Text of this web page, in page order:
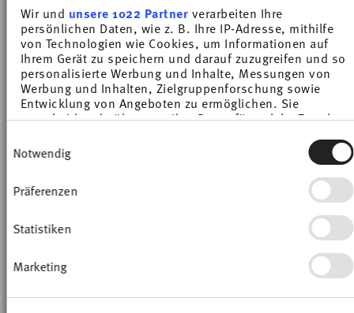
Wir und unsere 1022 Partnerverarbeiten Ihre
persönlichen Daten, wie z. B. Ihre IP-Adresse, mithilfe
von Technologien wie Cookies, um Informationen auf
Ihrem Gerät zu speichern und darauf zuzugreifen und so
personalisierte Werbung und Inhalte, Messungen von
Werbung und Inhalten, Zielgruppenforschung sowie
Entwicklung von Angeboten zu ermöglichen. Sie
entscheiden darüber, wer Ihre Daten für welche Zwecke
Cookie-Erklärung oder durch Klicken auf das Privacy
Trigger Symbol ändern oder widerrufen
Wenn Sie es erlauben, würden wir auch gerne:
erfassen, welche bis auf einige Meter genau sein
bestimmten Merkmalen (Fingerprinting)
Erfahren Sie mehr darüber, wie Ihre persönlichen Daten
Notwendig
Präferenzen
Statistiken
Marketing
€ 16,62
-32%
Price reduced from
-32%